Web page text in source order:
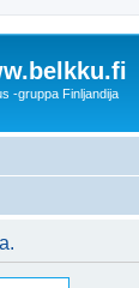
-gruppa Finljandija